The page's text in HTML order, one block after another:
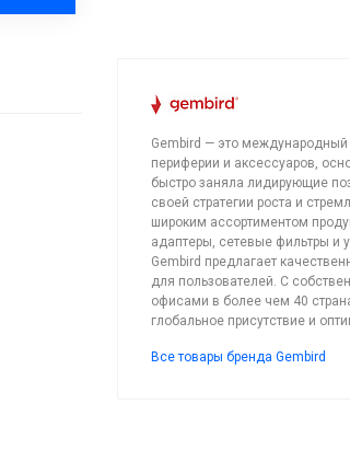
Gembird — это
периферии и аксессуаров,
быстро заняла лидирующие
своей стратегии роста и
широким ассортиментом
адаптеры, сетевые фильтры и
Gembird предлагает
для пользователей. С
офисами в более чем 40
глобальное присутствие и
Все товары бренда Gembird